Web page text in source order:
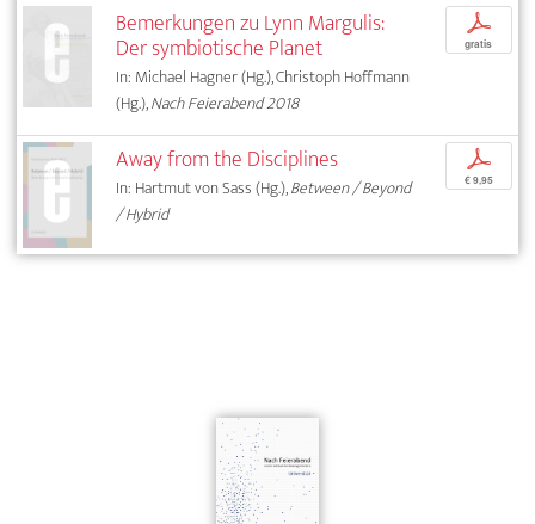
Bemerkungen zu Lynn Margulis:
Der symbiotische Planet
In: Michael Hagner (Hg.), Christoph Hoffmann
(Hg.),Nach Feierabend 2018
p
gratis
Away from the Disciplines
In: Hartmut von Sass (Hg.),Between / Beyond
/ Hybrid
p
€ 9,95